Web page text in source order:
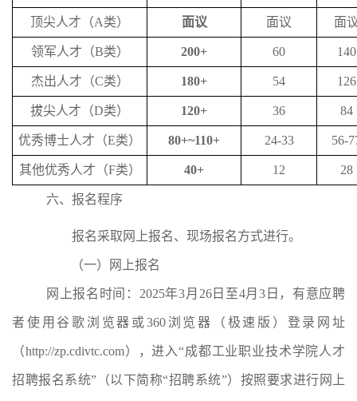
顶尖人才（A类） 面议 面议 面
领军人才（B类） 200+ 60 140
杰出人才（C类） 180+ 54 126
拔尖人才（D类） 120+ 36 84
优秀博士人才（E类） 80+~110+ 24-33 56-
其他优秀人才（F类） 40+ 12 28
六、报名程序
报名采取网上报名、现场报名方式进行。
（一）网上报名
网上报名时间： 2025年3月 26日至4月 3日 ， 有意应聘
者使用谷歌浏览器或360浏览器（极速版） 登录网址
（http://zp.cdivtc.com），进入“成都工业职业技术学院人才
招聘报名系统”（以下简称“招聘系统”） 按照要求进行网上